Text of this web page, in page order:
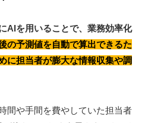
AIを用いることで、業務効率化
の予測値を自動で算出できるた
に担当者が膨大な情報収集や調
間や手間を費やしていた担当者